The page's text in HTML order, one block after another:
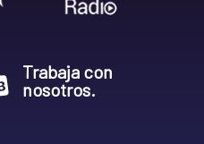
Trabaja con
nosotros.